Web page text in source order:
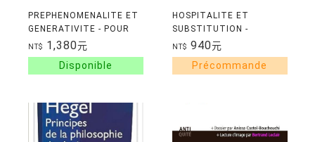
PREPHENOMENALITE ET
GENERATIVITE - POUR
UNE NOUVELLE
PHENOMENOLOGIE
THEORIQUE
NT$ 1,380元
HOSPITALITE ET
SUBSTITUTION -
DERRIDA, LEVINAS,
MASSIGNON
NT$ 940元